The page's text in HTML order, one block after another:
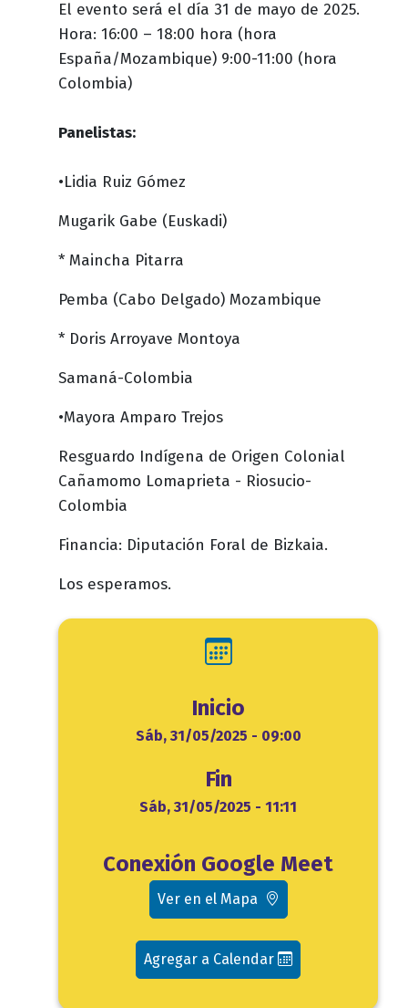
El evento será el día 31 de mayo de 2025.
Hora: 16:00 – 18:00 hora (hora
España/Mozambique) 9:00-11:00 (hora
Colombia)
Panelistas:
•Lidia Ruiz Gómez
Mugarik Gabe (Euskadi)
* Maincha Pitarra
Pemba (Cabo Delgado) Mozambique
* Doris Arroyave Montoya
Samaná-Colombia
•Mayora Amparo Trejos
Resguardo Indígena de Origen Colonial
Cañamomo Lomaprieta - Riosucio-
Colombia
Financia: Diputación Foral de Bizkaia.
Los esperamos.
Inicio
Sáb, 31/05/2025 - 09:00
Fin
Sáb, 31/05/2025 - 11:11
Ubicación
Conexión Google Meet
Ver en el Mapa
Agregar a Calendar